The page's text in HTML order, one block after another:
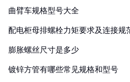
曲臂车规格型号大全
配电柜母排螺栓力矩要求及连接规
膨胀螺丝尺寸是多少
镀锌方管有哪些常见规格和型号